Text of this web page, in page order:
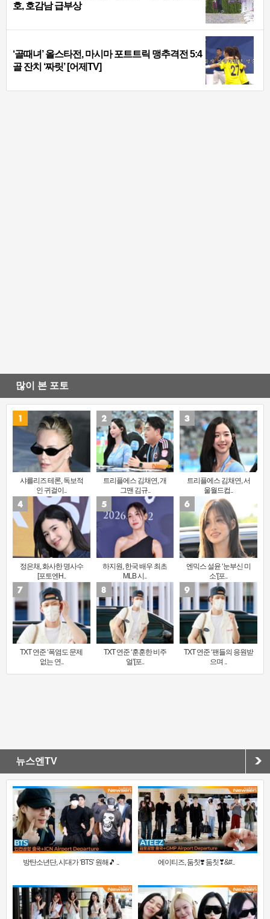
호, 호감남 급부상
‘골때녀’ 올스타전, 마시마 포트트릭 맹추격전 5:4
골 잔치 ‘짜릿’ [어제TV]
많이 본 포토
샤를리즈 테론, 독보적
인 귀걸이..
트리플에스 김채연, 개
그맨 김규..
트리플에스 김채연, 서
울월드컵..
정은채, 화사한 명사수
[포토엔H..
하지원, 한국 배우 최초
MLB 시..
엔믹스 설윤 ‘눈부신 미
소’[포..
TXT 연준 ‘폭염도 문제
없는 연..
TXT 연준 ‘훈훈한 비주
얼’[포..
TXT 연준 ‘팬들의 응원받
으며 ..
뉴스엔TV
방탄소년단, 시대가 ‘BTS’ 원해🎵 .. 에이티즈, 둠칫❣️ 둠칫❣&#..